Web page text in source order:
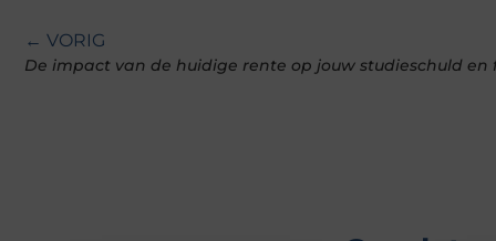
← VORIG
De impact van de huidige rente op jouw studieschuld en